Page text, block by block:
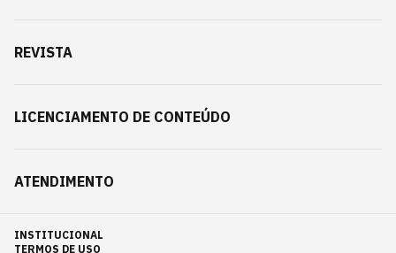
REVISTA
LICENCIAMENTO DE CONTEÚDO
ATENDIMENTO
INSTITUCIONAL
TERMOS DE USO